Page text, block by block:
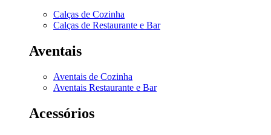
Calças de Cozinha
Calças de Restaurante e Bar
Aventais
Aventais de Cozinha
Aventais Restaurante e Bar
Acessórios